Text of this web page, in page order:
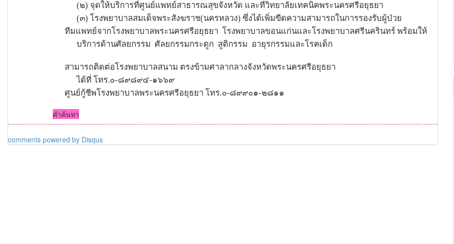
(๒) จุดให้บริการที่ศูนย์แพทย์สาธารณสุขจังหวัด และที่วิทยาลัยเทคนิคพระนครศรีอยุธยา
(๓) โรงพยาบาลสมเด็จพระสังฆราช(นครหลวง) ซึ่งได้เพิ่มขีดความสามารถในการรองรับผู้ป่วย
ทีมแพทย์จากโรงพยาบาลพระนครศรีอยุธยา โรงพยาบาลขอนแก่นและโรงพยาบาลศรีนครินทร์ พร้อมให้
บริการด้านศัลยกรรม ศัลยกรรมกระดูก สูติกรรม อายุรกรรมและโรคเด็ก
สามารถติดต่อโรงพยาบาลสนาม ตรงข้ามศาลากลางจังหวัดพระนครศรีอยุธยา
ได้ที่ โทร.๐-๘๙๘๙๔-๑๖๖๙
ศูนย์กู้ชีพโรงพยาบาลพระนครศรีอยุธยา โทร.๐-๘๙๙๐๑-๒๘๑๑
คำค้นหา
comments powered by Disqus